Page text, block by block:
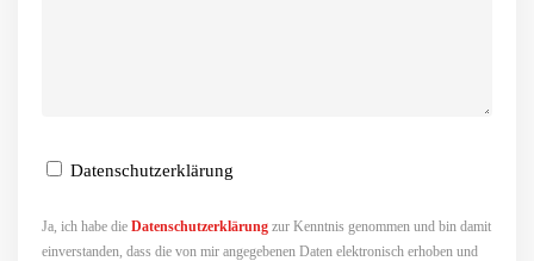
Datenschutzerklärung
Ja, ich habe die Datenschutzerklärung zur Kenntnis genommen und bin damit
einverstanden, dass die von mir angegebenen Daten elektronisch erhoben und